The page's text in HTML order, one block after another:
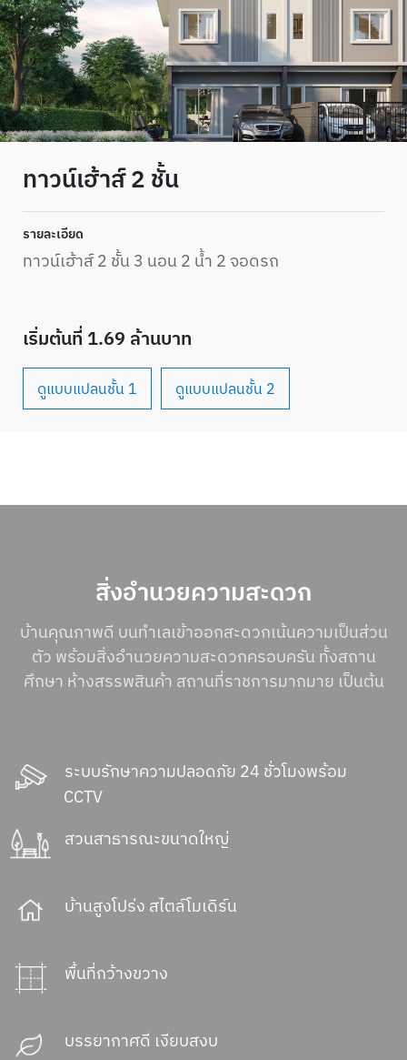
ทาวน์เฮ้าส์ 2 ชั้น
รายละเอียด
ทาวน์เฮ้าส์ 2 ชั้น 3 นอน 2 น้ำ 2 จอดรถ
เริ่มต้นที่ 1.69 ล้านบาท
ดูแบบแปลนชั้น 1 ดูแบบแปลนชั้น 2
สิ่งอำนวยความสะดวก
บ้านคุณภาพดี บนทำเลเข้าออกสะดวกเน้นความเป็นส่วน
ตัว พร้อมสิ่งอำนวยความสะดวกครอบครัน ทั้งสถาน
ศึกษา ห้างสรรพสินค้า สถานที่ราชการมากมาย เป็นต้น
ระบบรักษาความปลอดภัย 24 ชั่วโมงพร้อม
CCTV
สวนสาธารณะขนาดใหญ่
บ้านสูงโปร่ง สไตล์โมเดิร์น
พื้นที่กว้างขวาง
บรรยากาศดี เงียบสงบ